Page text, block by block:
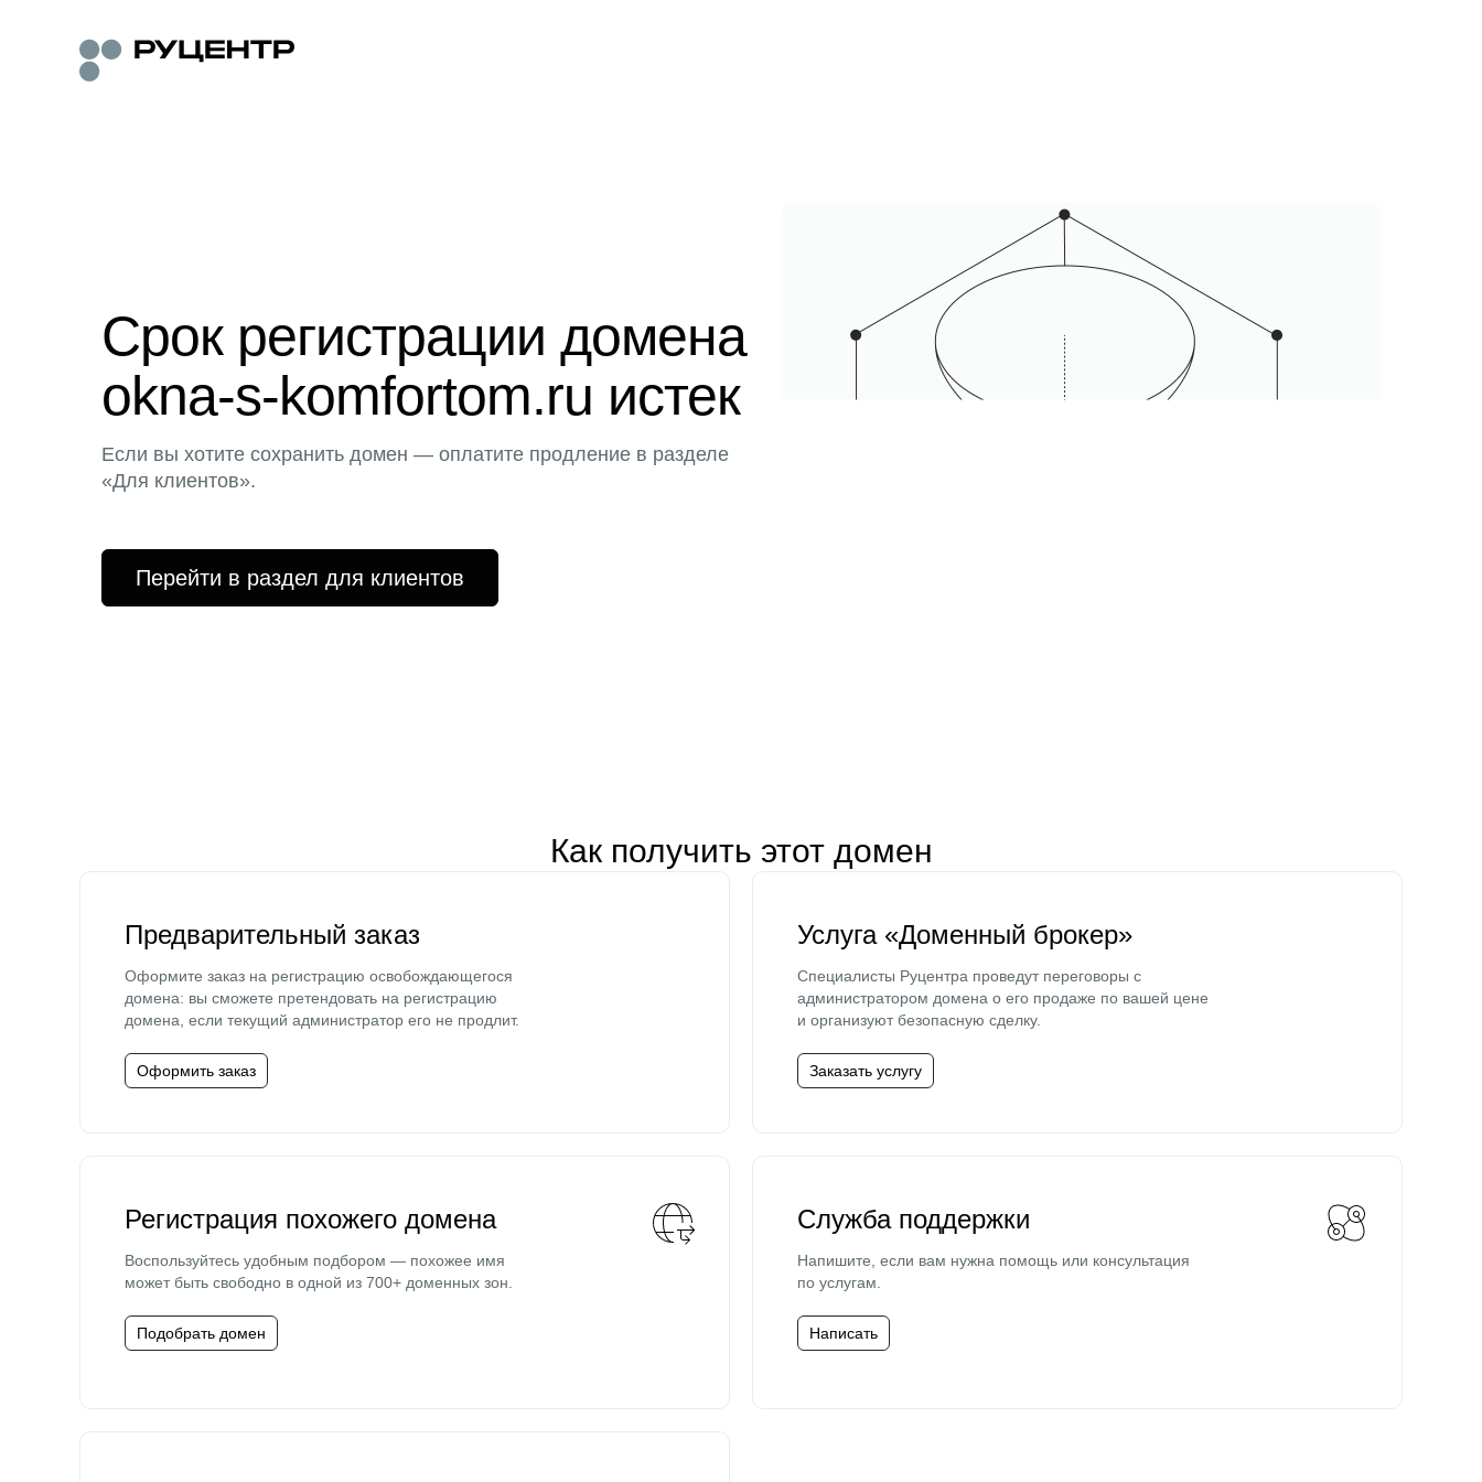
Срок регистрации домена
okna-s-komfortom.ru истек
Если вы хотите сохранить домен — оплатите продление в разделе
«Для клиентов».
Перейти в раздел для клиентов
Как получить этот домен
Предварительный заказ
Оформите заказ на регистрацию освобождающегося
домена: вы сможете претендовать на регистрацию
домена, если текущий администратор его не продлит.
Оформить заказ
Услуга «Доменный брокер»
Специалисты Руцентра проведут переговоры с
администратором домена о его продаже по вашей цене
и организуют безопасную сделку.
Заказать услугу
Регистрация похожего домена
Воспользуйтесь удобным подбором — похожее имя
может быть свободно в одной из 700+ доменных зон.
Подобрать домен
Служба поддержки
Напишите, если вам нужна помощь или консультация
по услугам.
Написать